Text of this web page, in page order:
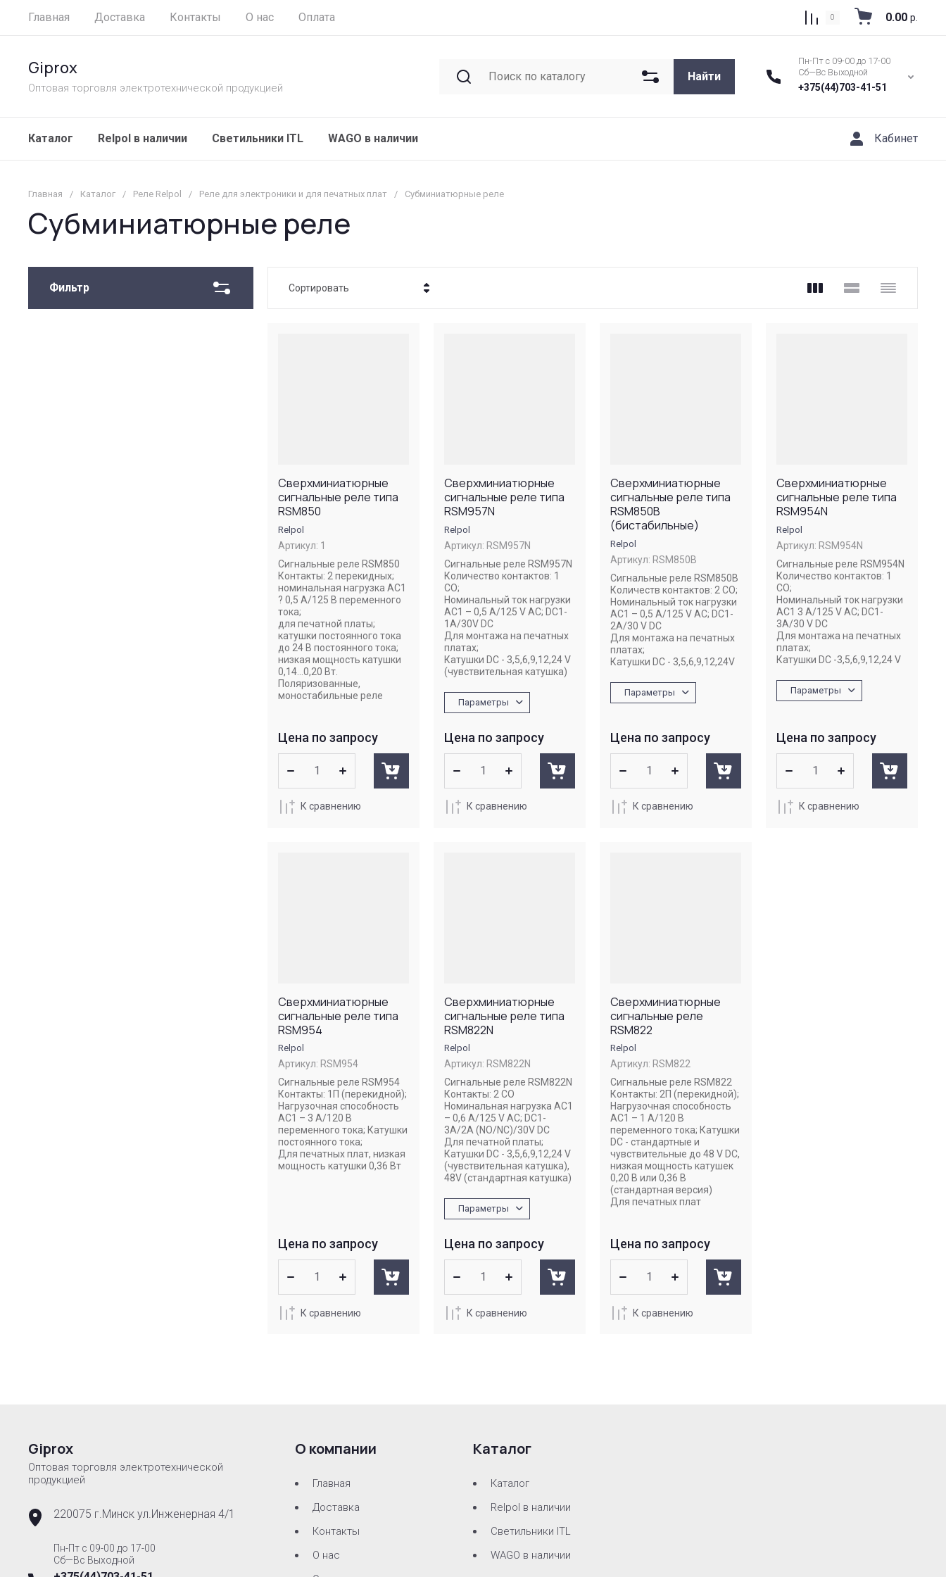
Главная Доставка Контакты О нас Оплата 0 0.00 р.
Giprox
Оптовая торговля электротехнической продукцией
Найти
Пн-Пт с 09-00 до 17-00
Сб—Вс Выходной
+375(44)703-41-51
Каталог Relpol в наличии Светильники ITL WAGO в наличии Кабинет
Главная / Каталог / Реле Relpol / Реле для электроники и для печатных плат / Субминиатюрные реле
Субминиатюрные реле
Фильтр Сортировать
Сверхминиатюрные
сигнальные реле типа
RSM850
Relpol
Артикул: 1
Сигнальные реле RSM850
Контакты: 2 перекидных;
номинальная нагрузка AC1
? 0,5 А/125 В переменного
тока;
для печатной платы;
катушки постоянного тока
до 24 В постоянного тока;
низкая мощность катушки
0,14...0,20 Вт.
Поляризованные,
моностабильные реле
Цена по запросу
К сравнению
Сверхминиатюрные
сигнальные реле типа
RSM957N
Relpol
Артикул: RSM957N
Сигнальные реле RSM957N
Количество контактов: 1
CO;
Номинальный ток нагрузки
AC1 – 0,5 A/125 V AC; DC1-
1A/30V DC
Для монтажа на печатных
платах;
Катушки DC - 3,5,6,9,12,24 V
(чувствительная катушка)
Параметры
Цена по запросу
К сравнению
Сверхминиатюрные
сигнальные реле типа
RSM850B
(бистабильные)
Relpol
Артикул: RSM850B
Сигнальные реле RSM850B
Количеств контактов: 2 CO;
Номинальный ток нагрузки
AC1 – 0,5 A/125 V AC; DC1-
2A/30 V DC
Для монтажа на печатных
платах;
Катушки DC - 3,5,6,9,12,24V
Параметры
Цена по запросу
К сравнению
Сверхминиатюрные
сигнальные реле типа
RSM954N
Relpol
Артикул: RSM954N
Сигнальные реле RSM954N
Количество контактов: 1
CO;
Номинальный ток нагрузки
AC1 3 A/125 V AC; DC1-
3A/30 V DC
Для монтажа на печатных
платах;
Катушки DC -3,5,6,9,12,24 V
Параметры
Цена по запросу
К сравнению
Сверхминиатюрные
сигнальные реле типа
RSM954
Relpol
Артикул: RSM954
Сигнальные реле RSM954
Контакты: 1П (перекидной);
Нагрузочная способность
AC1 – 3 А/120 В
переменного тока; Катушки
постоянного тока;
Для печатных плат, низкая
мощность катушки 0,36 Вт
Цена по запросу
К сравнению
Сверхминиатюрные
сигнальные реле типа
RSM822N
Relpol
Артикул: RSM822N
Сигнальные реле RSM822N
Контакты: 2 CO
Номинальная нагрузка AC1
– 0,6 А/125 V AC; DC1-
3A/2A (NO/NC)/30V DC
Для печатной платы;
Катушки DC - 3,5,6,9,12,24 V
(чувствительная катушка),
48V (стандартная катушка)
Параметры
Цена по запросу
К сравнению
Сверхминиатюрные
cигнальные реле
RSM822
Relpol
Артикул: RSM822
Сигнальные реле RSM822
Контакты: 2П (перекидной);
Нагрузочная способность
AC1 – 1 А/120 В
переменного тока; Катушки
DC - стандартные и
чувствительные до 48 V DC,
низкая мощность катушек
0,20 В или 0,36 В
(стандартная версия)
Для печатных плат
Цена по запросу
К сравнению
Giprox
Оптовая торговля электротехнической
продукцией
220075 г.Минск ул.Инженерная 4/1
Пн-Пт с 09-00 до 17-00
Сб—Вс Выходной
О компании
Главная
Доставка
Контакты
О нас
Каталог
Каталог
Relpol в наличии
Светильники ITL
WAGO в наличии